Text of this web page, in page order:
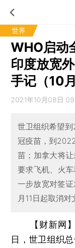
世界
WHO启动
印度放宽
手记（10
2021年10月08日
世卫组织希望
冠疫苗，到
苗；加拿大将
要求飞机、火
一步放宽对签
月11日起取消
【财新网
日，世卫组织